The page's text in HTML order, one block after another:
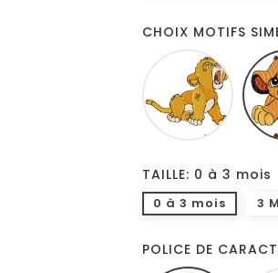
CHOIX MOTIFS
Simba
baille
TAILLE: 0 à 3 mois
0 à 3 mois 3
POLICE DE